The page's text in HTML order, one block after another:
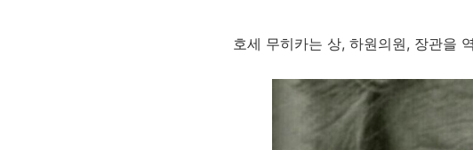
호세 무히카는 상, 하원의원, 장관을